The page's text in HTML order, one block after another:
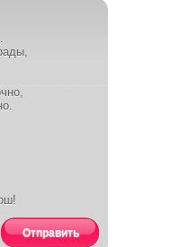
Отправить